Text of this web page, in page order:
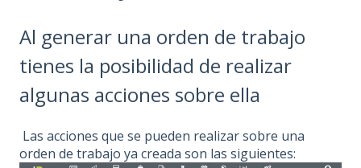
Al generar una orden de trabajo
tienes la posibilidad de realizar
algunas acciones sobre ella
Las acciones que se pueden realizar sobre una
orden de trabajo ya creada son las siguientes: